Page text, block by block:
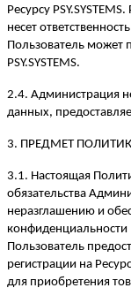
Ресурсу
несет
Пользователь может
PSY.SYSTEMS.
2.4. Администрация
данных,
3. ПРЕДМЕТ
3.1. Настоящая
обязательства
неразглашению и
Пользователь
регистрации на
для приобретения